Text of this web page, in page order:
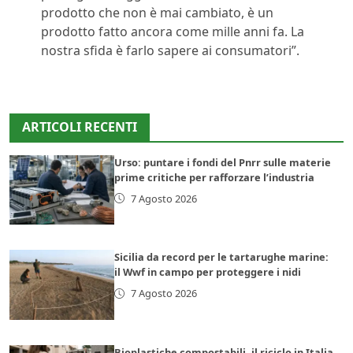
prodotto che non è mai cambiato, è un
prodotto fatto ancora come mille anni fa. La
nostra sfida è farlo sapere ai consumatori”.
ARTICOLI RECENTI
Urso: puntare i fondi del Pnrr sulle materie
prime critiche per rafforzare l’industria
7 Agosto 2026
Sicilia da record per le tartarughe marine:
il Wwf in campo per proteggere i nidi
7 Agosto 2026